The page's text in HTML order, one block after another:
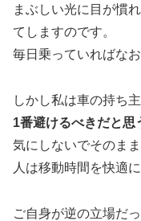
まぶしい光に目が慣
てしますのです。
毎日乗っていればなお
しかし私は車の持ち主
1番避けるべきだと思
気にしないでそのま
人は移動時間を快適
ご自身が逆の立場だ